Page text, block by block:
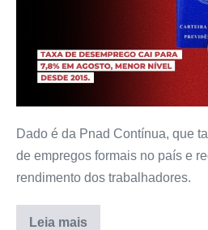
Dado é da Pnad Contínua, que
de empregos formais no país e
rendimento dos trabalhadores.
Leia mais